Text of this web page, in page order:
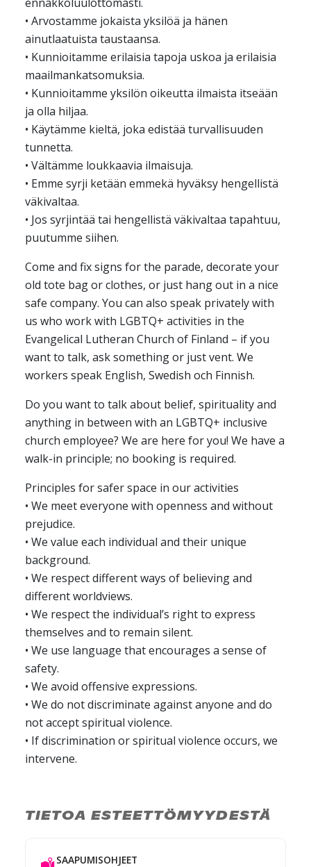
• Arvostamme jokaista yksilöä ja hänen
ainutlaatuista taustaansa.
• Kunnioitamme erilaisia tapoja uskoa ja erilaisia
maailmankatsomuksia.
• Kunnioitamme yksilön oikeutta ilmaista itseään
ja olla hiljaa.
• Käytämme kieltä, joka edistää turvallisuuden
tunnetta.
• Vältämme loukkaavia ilmaisuja.
• Emme syrji ketään emmekä hyväksy hengellistä
väkivaltaa.
• Jos syrjintää tai hengellistä väkivaltaa tapahtuu,
puutumme siihen.
Come and fix signs for the parade, decorate your
old tote bag or clothes, or just hang out in a nice
safe company. You can also speak privately with
us who work with LGBTQ+ activities in the
Evangelical Lutheran Church of Finland – if you
want to talk, ask something or just vent. We
workers speak English, Swedish och Finnish.
Do you want to talk about belief, spirituality and
anything in between with an LGBTQ+ inclusive
church employee? We are here for you! We have a
walk-in principle; no booking is required.
Principles for safer space in our activities
• We meet everyone with openness and without
prejudice.
• We value each individual and their unique
background.
• We respect different ways of believing and
different worldviews.
• We respect the individual’s right to express
themselves and to remain silent.
• We use language that encourages a sense of
safety.
• We avoid offensive expressions.
• We do not discriminate against anyone and do
not accept spiritual violence.
• If discrimination or spiritual violence occurs, we
intervene.
TIETOA ESTEETTÖMYYDESTÄ
SAAPUMISOHJEET